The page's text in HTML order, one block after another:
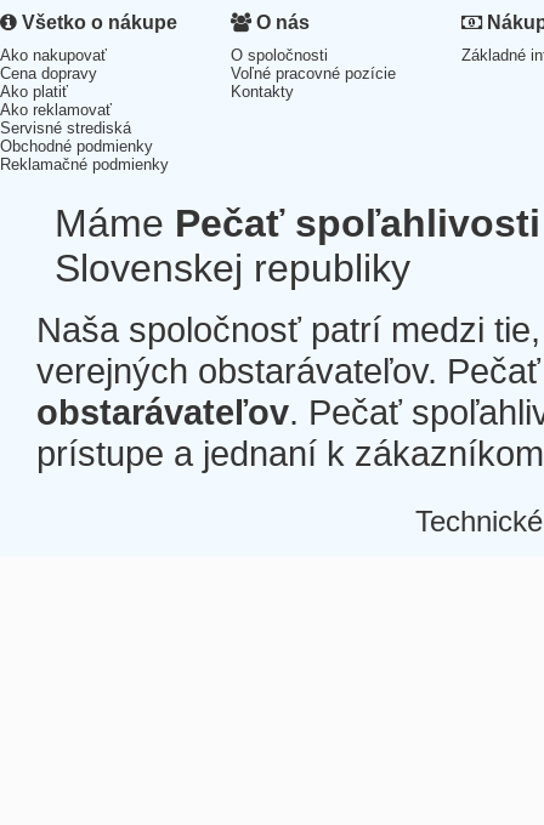
Všetko o nákupe
Ako nakupovať
Cena dopravy
Ako platiť
Ako reklamovať
Servisné strediská
Obchodné podmienky
Reklamačné podmienky
O nás
O spoločnosti
Voľné pracovné pozície
Kontakty
Základné
Máme Pečať spoľahlivosti
Slovenskej republiky
Naša spoločnosť patrí medzi
verejných obstarávateľov.
obstarávateľov. Pečať
prístupe a jednaní k